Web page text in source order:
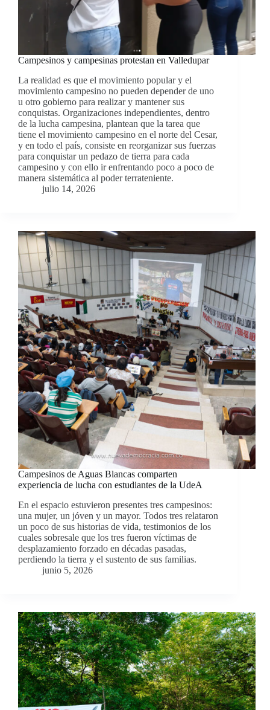
Campesinos y campesinas protestan en Valledupar
La realidad es que el movimiento popular y el
movimiento campesino no pueden depender de uno
u otro gobierno para realizar y mantener sus
conquistas. Organizaciones independientes, dentro
de la lucha campesina, plantean que la tarea que
tiene el movimiento campesino en el norte del Cesar,
y en todo el país, consiste en reorganizar sus fuerzas
para conquistar un pedazo de tierra para cada
campesino y con ello ir enfrentando poco a poco de
manera sistemática al poder terrateniente.
julio 14, 2026
Campesinos de Aguas Blancas comparten
experiencia de lucha con estudiantes de la UdeA
En el espacio estuvieron presentes tres campesinos:
una mujer, un jóven y un mayor. Todos tres relataron
un poco de sus historias de vida, testimonios de los
cuales sobresale que los tres fueron víctimas de
desplazamiento forzado en décadas pasadas,
perdiendo la tierra y el sustento de sus familias.
junio 5, 2026